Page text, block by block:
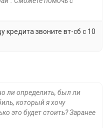
кредита звоните вт-сб с 10
ли определить, был ли
который я хочу
это будет стоить? Заранее